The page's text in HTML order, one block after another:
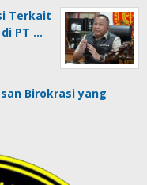
Terkait
PT …
Birokrasi yang